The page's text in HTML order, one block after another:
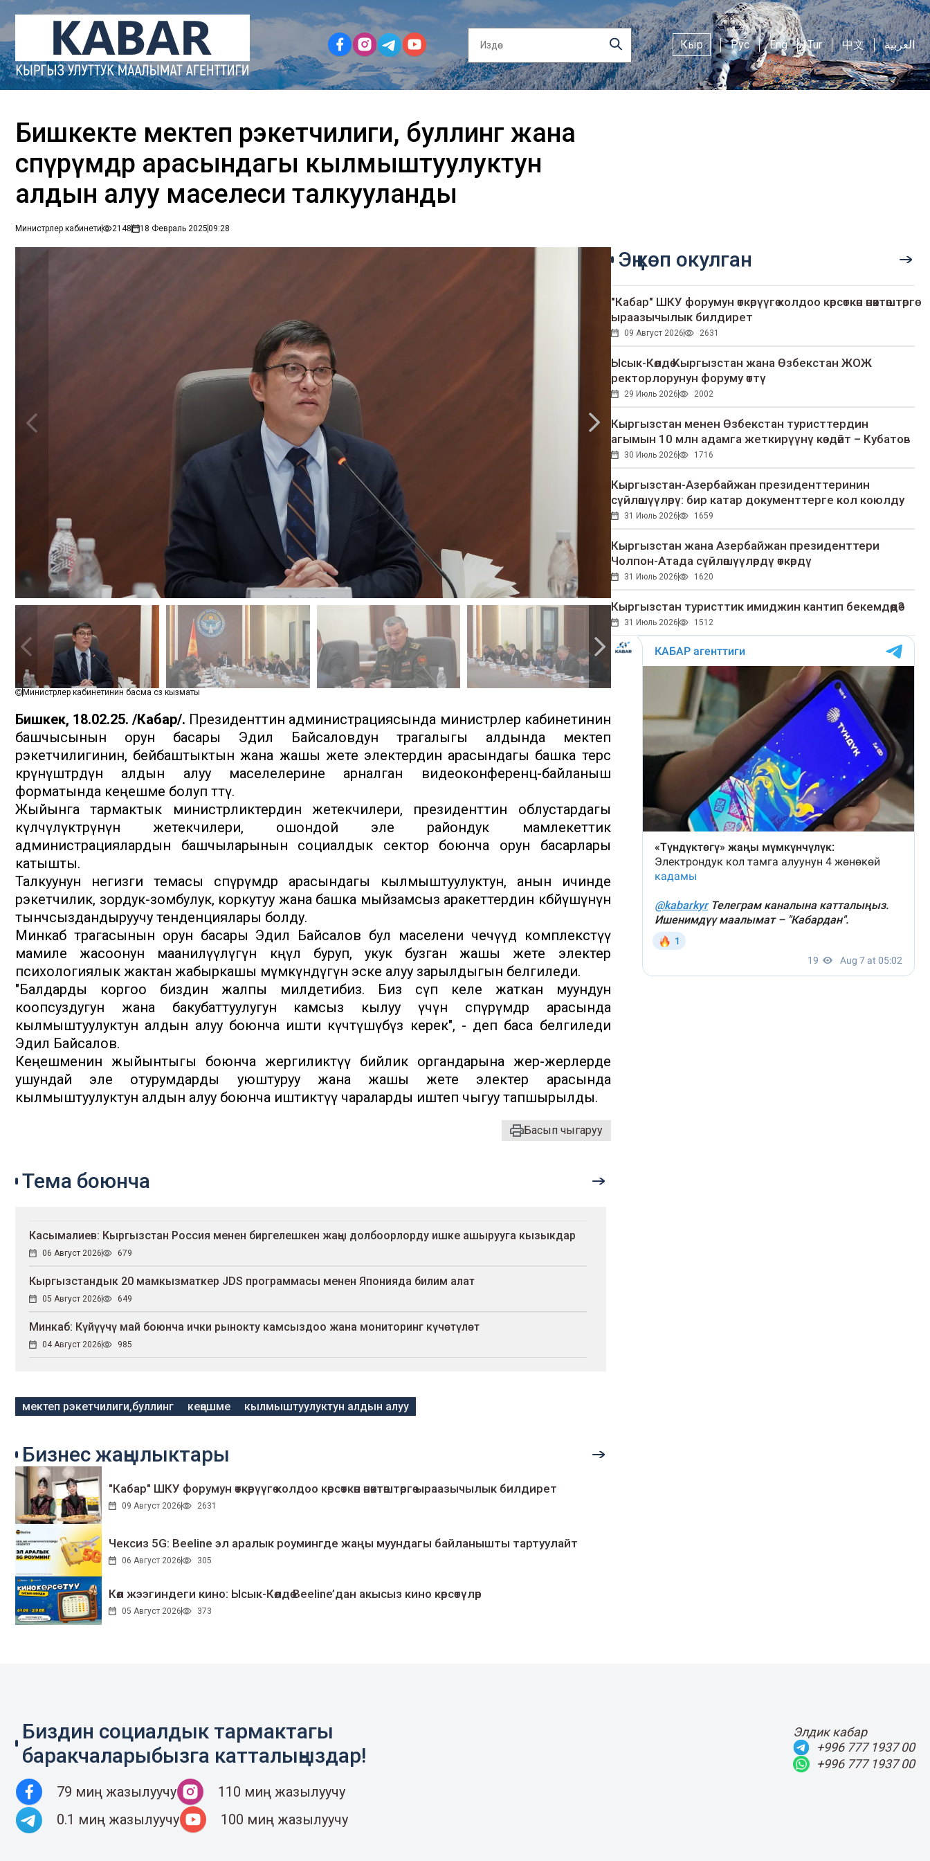
Кыр Рус Eng Tur 中文 العربية
Бишкекте мектеп рэкетчилиги, буллинг жана
өспүрүмдөр арасындагы кылмыштуулуктун
алдын алуу маселеси талкууланды
Министрлер кабинети 2148 18 Февраль 202509:28
Министрлер кабинетинин басма сөз кызматы
Бишкек, 18.02.25. /Кабар/. Президенттин администрациясында министрлер кабинетинин
башчысынын орун басары Эдил Байсаловдун төрагалыгы алдында мектеп
рэкетчилигинин, бейбаштыктын жана жашы жете электердин арасындагы башка терс
көрүнүштөрдүн алдын алуу маселелерине арналган видеоконференц-байланыш
форматында кеңешме болуп өттү.
Жыйынга тармактык министрликтердин жетекчилери, президенттин облустардагы
өкүлчүлүктөрүнүн жетекчилери, ошондой эле райондук мамлекеттик
администрациялардын башчыларынын социалдык сектор боюнча орун басарлары
катышты.
Талкуунун негизги темасы өспүрүмдөр арасындагы кылмыштуулуктун, анын ичинде
рэкетчилик, зордук-зомбулук, коркутуу жана башка мыйзамсыз аракеттердин көбөйүшүнүн
тынчсыздандыруучу тенденциялары болду.
Минкаб төрагасынын орун басары Эдил Байсалов бул маселени чечүүдө комплекстүү
мамиле жасоонун маанилүүлүгүнө көңүл буруп, укук бузган жашы жете электер
психологиялык жактан жабыркашы мүмкүндүгүн эске алуу зарылдыгын белгиледи.
"Балдарды коргоо биздин жалпы милдетибиз. Биз өсүп келе жаткан муундун
коопсуздугун жана бакубаттуулугун камсыз кылуу үчүн өспүрүмдөр арасында
кылмыштуулуктун алдын алуу боюнча ишти күчөтүшүбүз керек", - деп баса белгиледи
Эдил Байсалов.
Кеңешменин жыйынтыгы боюнча жергиликтүү бийлик органдарына жер-жерлерде
ушундай эле отурумдарды уюштуруу жана жашы жете электер арасында
кылмыштуулуктун алдын алуу боюнча иштиктүү чараларды иштеп чыгуу тапшырылды.
Басып чыгаруу
Эң көп окулган
"Кабар" ШКУ форумун өткөрүүгө колдоо көрсөткөн өнөктөштөргө
ыраазычылык билдирет
09 Август 2026 2631
Ысык-Көлдө Кыргызстан жана Өзбекстан ЖОЖ
ректорлорунун форуму өттү
29 Июль 2026 2002
Кыргызстан менен Өзбекстан туристтердин
агымын 10 млн адамга жеткирүүнү көздөйт – Кубатов
30 Июль 2026 1716
Кыргызстан-Азербайжан президенттеринин
сүйлөшүүлөрү: бир катар документтерге кол коюлду
31 Июль 2026 1659
Кыргызстан жана Азербайжан президенттери
Чолпон-Атада сүйлөшүүлөрдү өткөрдү
31 Июль 2026 1620
Кыргызстан туристтик имиджин кантип бекемдөөдө?
31 Июль 2026 1512
Тема боюнча
Касымалиев: Кыргызстан Россия менен биргелешкен жаңы долбоорлорду ишке ашырууга кызыкдар
06 Август 2026 679
Кыргызстандык 20 мамкызматкер JDS программасы менен Японияда билим алат
05 Август 2026 649
Минкаб: Күйүүчү май боюнча ички рынокту камсыздоо жана мониторинг күчөтүлөт
04 Август 2026 985
мектеп рэкетчилиги,буллинг кеңешме кылмыштуулуктун алдын алуу
Бизнес жаңылыктары
"Кабар" ШКУ форумун өткөрүүгө колдоо көрсөткөн өнөктөштөргө ыраазычылык билдирет
09 Август 2026 2631
Чексиз 5G: Beeline эл аралык роумингде жаңы муундагы байланышты тартуулайт
06 Август 2026 305
Көл жээгиндеги кино: Ысык-Көлдө Beeline’дан акысыз кино көрсөтүлөр
05 Август 2026 373
Биздин социалдык тармактагы
баракчаларыбызга катталыңыздар!
79 миң жазылуучу
110 миң жазылуучу
0.1 миң жазылуучу
100 миң жазылуучу
Элдик кабар
+996 777 1937 00
+996 777 1937 00